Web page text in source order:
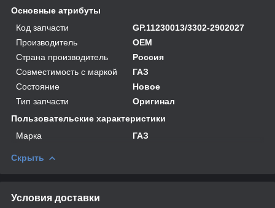
Основные атрибуты
Код запчасти
GP.11230013/3302-2902027
Производитель
OEM
Страна производитель
Россия
Совместимость с маркой
ГАЗ
Состояние
Новое
Тип запчасти
Оригинал
Пользовательские характеристики
Марка
ГАЗ
Скрыть
Условия доставки